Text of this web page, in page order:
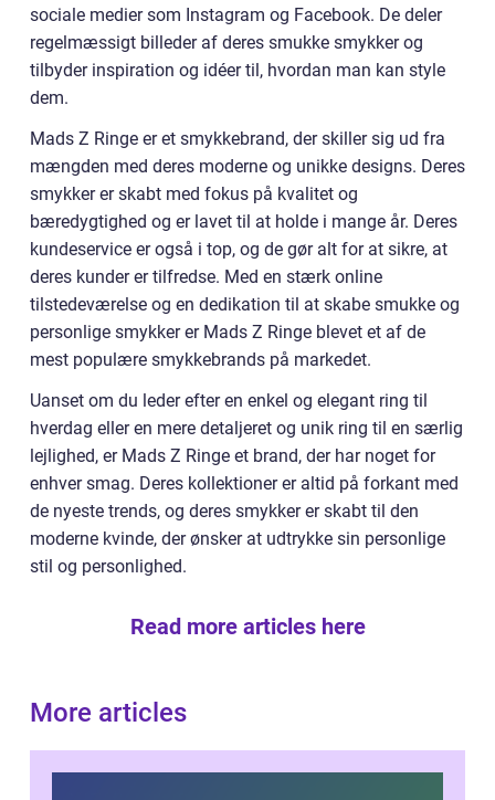
sociale medier som Instagram og Facebook. De deler
regelmæssigt billeder af deres smukke smykker og
tilbyder inspiration og idéer til, hvordan man kan style
dem.
Mads Z Ringe er et smykkebrand, der skiller sig ud fra
mængden med deres moderne og unikke designs. Deres
smykker er skabt med fokus på kvalitet og
bæredygtighed og er lavet til at holde i mange år. Deres
kundeservice er også i top, og de gør alt for at sikre, at
deres kunder er tilfredse. Med en stærk online
tilstedeværelse og en dedikation til at skabe smukke og
personlige smykker er Mads Z Ringe blevet et af de
mest populære smykkebrands på markedet.
Uanset om du leder efter en enkel og elegant ring til
hverdag eller en mere detaljeret og unik ring til en særlig
lejlighed, er Mads Z Ringe et brand, der har noget for
enhver smag. Deres kollektioner er altid på forkant med
de nyeste trends, og deres smykker er skabt til den
moderne kvinde, der ønsker at udtrykke sin personlige
stil og personlighed.
Read more articles here
More articles